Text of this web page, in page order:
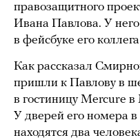
правозащитного
Ивана Павлова. У
в фейсбуке его
Как рассказал
пришли к Павлову в
в гостиницу Mercurе в
У дверей его номера
находятся два